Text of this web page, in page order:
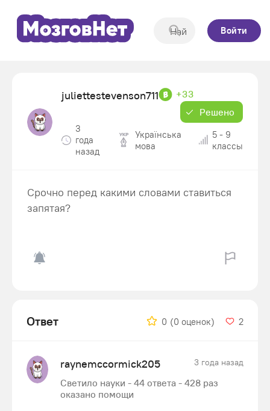
Войти
juliettestevenson711
+33
Решено
3
года
назад
Українська
мова
5 - 9
классы
Срочно перед какими словами ставиться
запятая?
Ответ 0 (0 оценок) 2
raynemccormick205 3 года назад
Светило науки - 44 ответа - 428 раз
оказано помощи